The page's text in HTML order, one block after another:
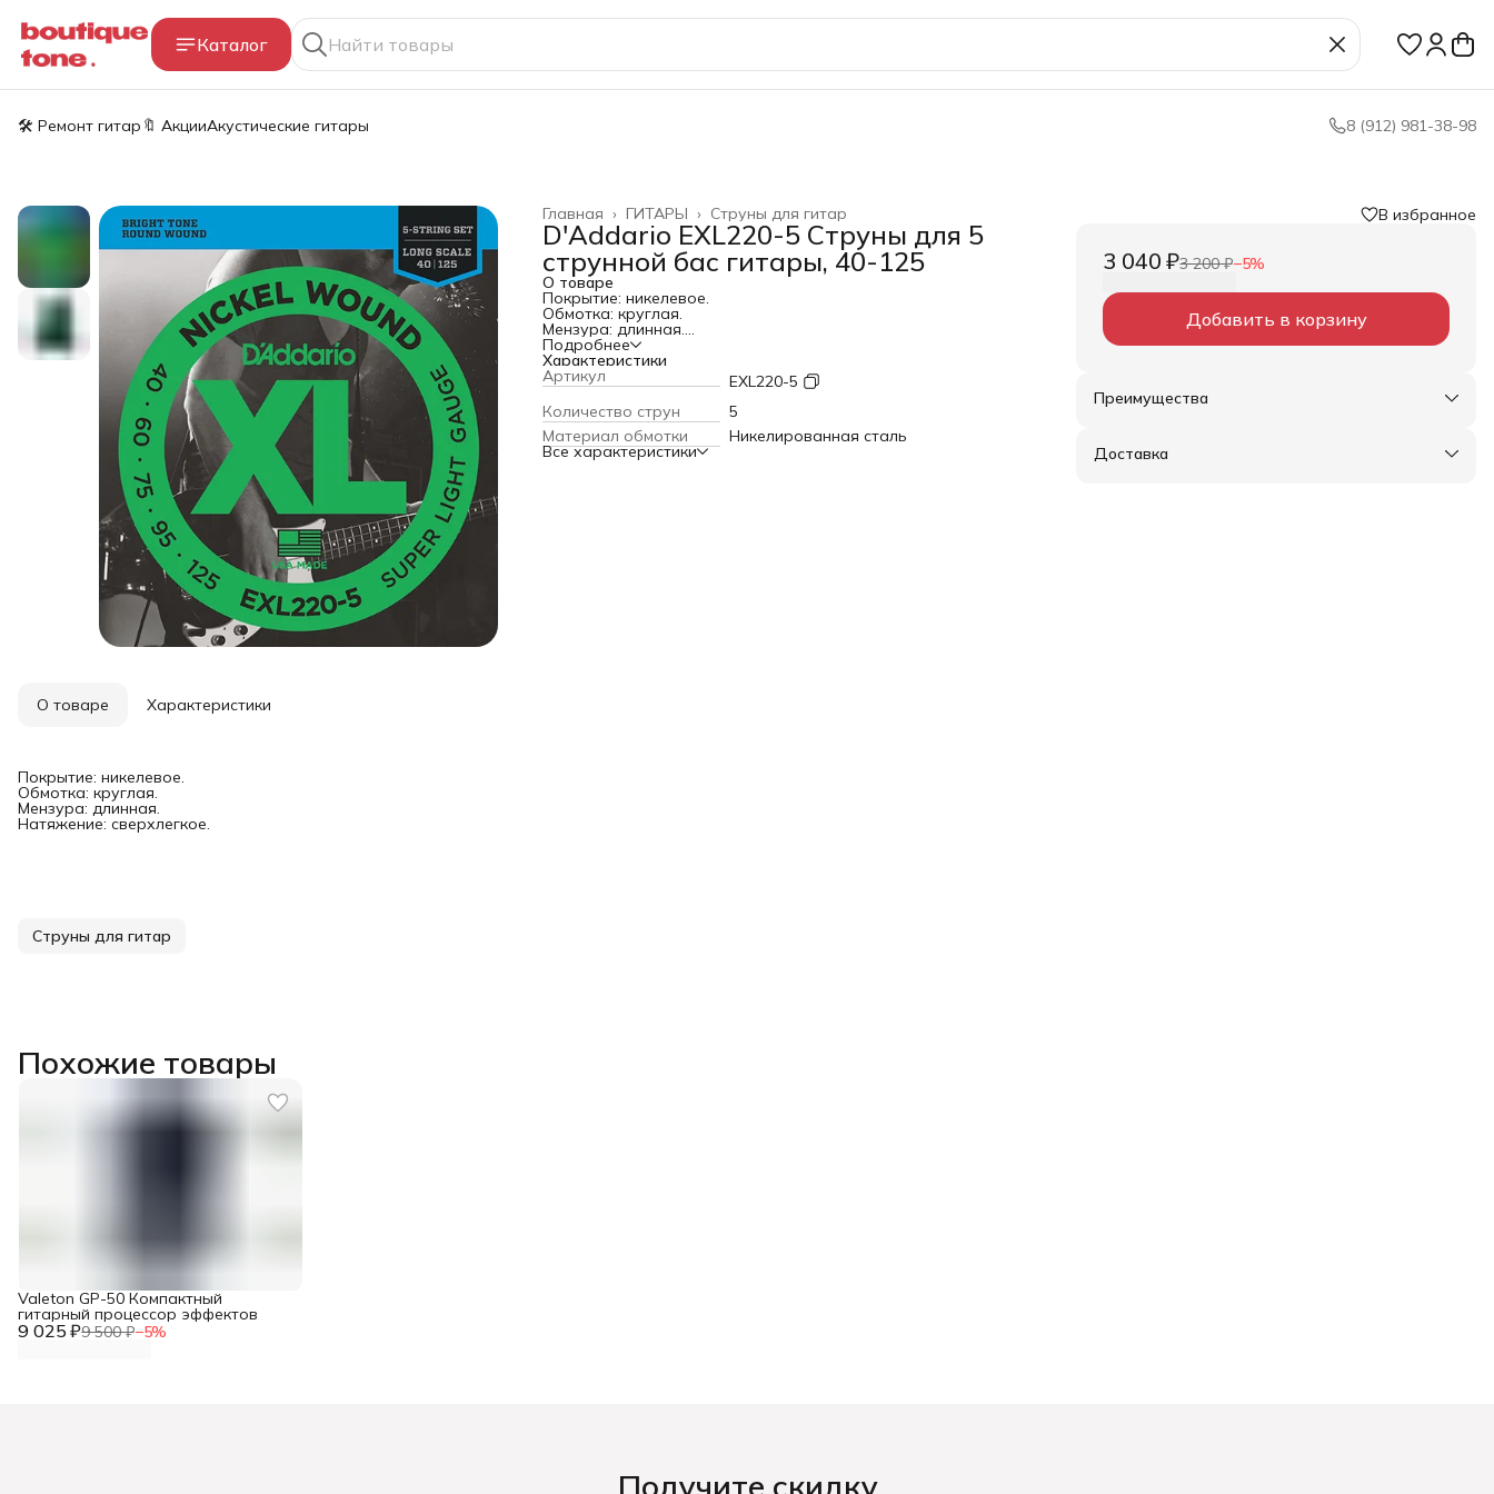
Каталог
🛠️ Ремонт гитар 🔖 АкцииАкустические гитары 8 (912) 981-38-98
Струны для гитар
ГИТАРЫ ›
Главная ›
D'Addario EXL220-5 Струны для 5
струнной бас гитары, 40-125
О товаре
Покрытие: никелевое.
Обмотка: круглая.
Мензура: длинная.
Натяжение: сверхлегкое.
Подробнее
Характеристики
Артикул
EXL220-5
Количество струн
5
Материал обмотки
Никелированная сталь
Все характеристики
В избранное
3 040 ₽3 200 ₽−5%
Добавить в корзину
Преимущества
Оплата частями в Сплит
Удобный возврат
Доставка
О товаре Характеристики
Покрытие: никелевое.
Обмотка: круглая.
Мензура: длинная.
Натяжение: сверхлегкое.
Струны для гитар
Похожие товары
9 025 ₽9 500 ₽−5%
Valeton GP-50 Компактный
гитарный процессор эффектов
Получите скидку